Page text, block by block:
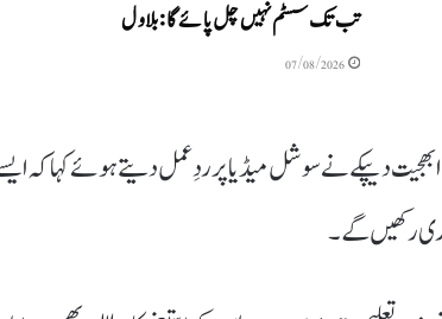
تب تک سسٹم نہیں چل پائےگا: بلاول
07/08/2026
دیپکے نے سوشل میڈیا پر ردِعمل دیتے ہوئے کہا کہ
رکھیں گے۔